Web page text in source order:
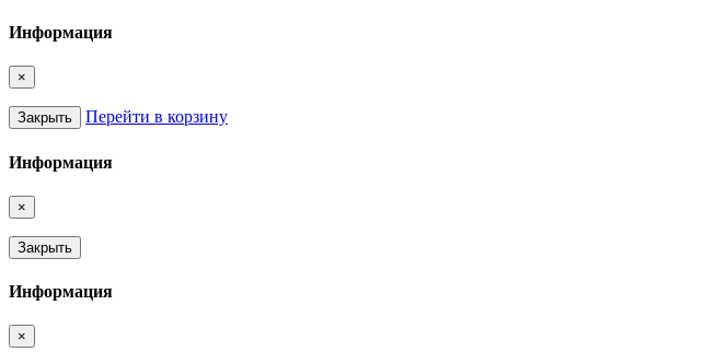
Информация
×
Закрыть Перейти в корзину
Информация
×
Закрыть
Информация
×